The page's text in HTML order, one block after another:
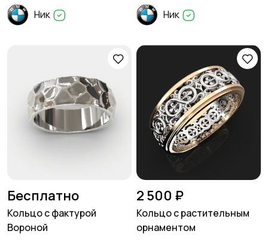
Ник Ник
Бесплатно
Кольцо с фактурой
Вороной
2 500 ₽
Кольцо с растительным
орнаментом